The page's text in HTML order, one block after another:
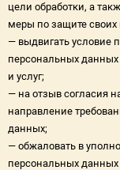
цели обработки, а
меры по защите своих
— выдвигать условие
персональных данных
и услуг;
— на отзыв согласия
направление
данных;
— обжаловать в
персональных